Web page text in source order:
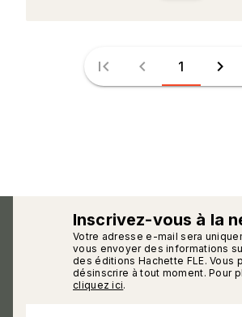
first_page chevron_left 1 chevron_right
Inscrivez-vous à la
Votre adresse e-mail sera
vous envoyer des informations
des éditions Hachette FLE. Vous
désinscrire à tout moment. Pour
cliquez ici.